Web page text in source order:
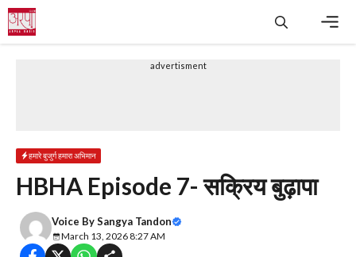
Skip
to
content
advertisment
हमारे बुजुर्ग हमारा अभिमान
HBHA Episode 7- सक्रिय बुढ़ापा
Voice BySangya Tandon
March 13, 2026 8:27 AM